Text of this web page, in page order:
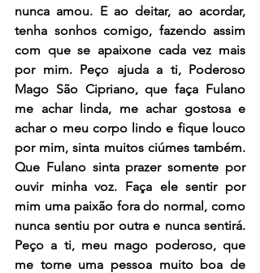
nunca amou. E ao deitar, ao acordar,
tenha sonhos comigo, fazendo assim
com que se apaixone cada vez mais
por mim. Peço ajuda a ti, Poderoso
Mago São Cipriano, que faça Fulano
me achar linda, me achar gostosa e
achar o meu corpo lindo e fique louco
por mim, sinta muitos ciúmes também.
Que Fulano sinta prazer somente por
ouvir minha voz. Faça ele sentir por
mim uma paixão fora do normal, como
nunca sentiu por outra e nunca sentirá.
Peço a ti, meu mago poderoso, que
me torne uma pessoa muito boa de